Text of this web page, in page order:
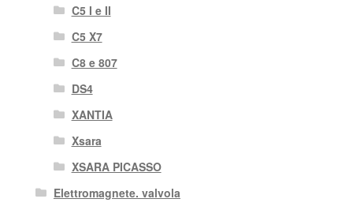
C5 I e II
C5 X7
C8 e 807
DS4
XANTIA
Xsara
XSARA PICASSO
Elettromagnete. valvola